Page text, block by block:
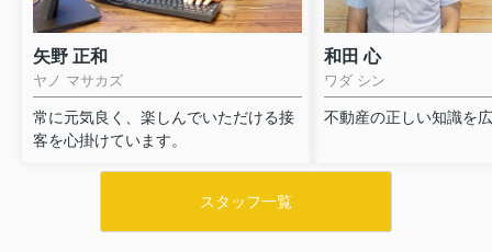
矢野 正和
ヤノ マサカズ
常に元気良く、楽しんでいただける接
客を心掛けています。
和田 心
ワダ シン
不動産の正しい知識を
スタッフ一覧